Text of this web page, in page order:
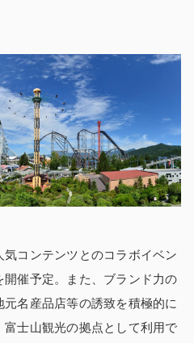
コンテンツとのコラボイベン
開催予定。また、ブランド力の
名産品店等の誘致を積極的に
士山観光の拠点として利用で